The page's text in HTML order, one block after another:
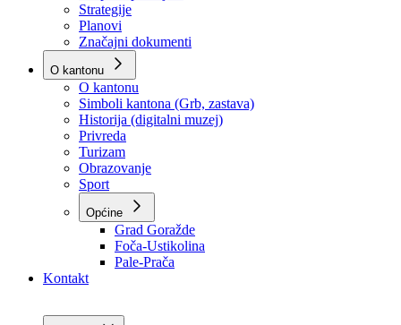
Poslovnik
Program rada Vlade
Ekspoze premijera
Strategije
Planovi
Značajni dokumenti
O kantonu
O kantonu
Simboli kantona (Grb, zastava)
Historija (digitalni muzej)
Privreda
Turizam
Obrazovanje
Sport
Općine